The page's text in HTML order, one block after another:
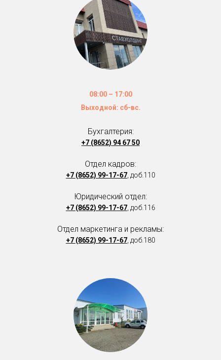
08:00 – 17:00
Выходной: сб-вс.
Бухгалтерия:
+7 (8652) 94 67 50
Отдел кадров:
+7 (8652) 99-17-67, доб.110
Юридический отдел:
+7 (8652) 99-17-67, доб.116
Отдел маркетинга и рекламы:
+7 (8652) 99-17-67, доб.180